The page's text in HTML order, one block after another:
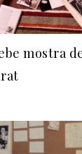
mostra